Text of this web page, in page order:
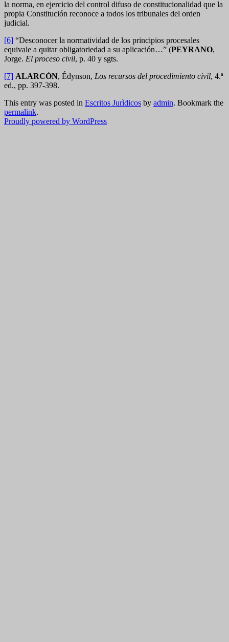
la norma, en ejercicio del control difuso de constitucionalidad que la
propia Constitución reconoce a todos los tribunales del orden
judicial.
[6] “Desconocer la normatividad de los principios procesales
equivale a quitar obligatoriedad a su aplicación…” (PEYRANO,
Jorge. El proceso civil, p. 40 y sgts.
[7] ALARCÓN, Édynson, Los recursos del procedimiento civil, 4.ª
ed., pp. 397-398.
This entry was posted in Escritos Jurìdicos by admin. Bookmark the
permalink.
Proudly powered by WordPress